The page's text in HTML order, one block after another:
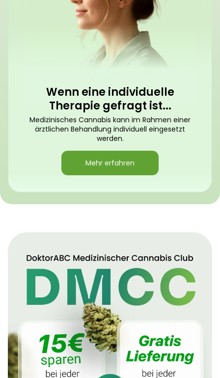
Wenn eine individuelle
Therapie gefragt ist...
Medizinisches Cannabis kann im Rahmen einer
ärztlichen Behandlung individuell eingesetzt
werden.
Mehr erfahren